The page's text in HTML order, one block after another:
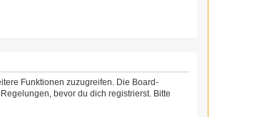
Funktionen zuzugreifen. Die Board-
bevor du dich registrierst. Bitte